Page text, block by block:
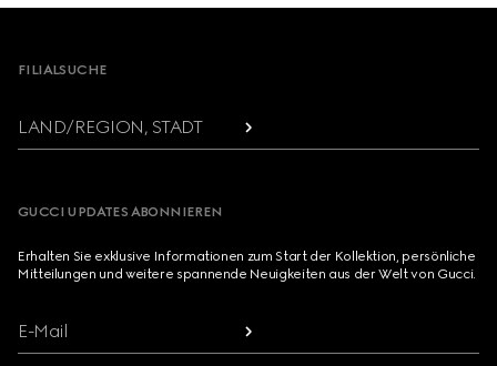
FILIALSUCHE
LAND/REGION, STADT
GUCCI UPDATES ABONNIEREN
Erhalten Sie exklusive Informationen zum Start der Kollektion, persönliche
Mitteilungen und weitere spannende Neuigkeiten aus der Welt von Gucci.
E-Mail